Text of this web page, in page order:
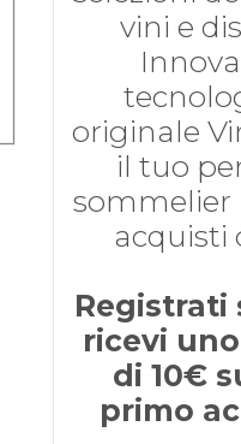
vini e
originale
il tuo
sommelier
acquisti
Registrati
ricevi
di 10€
primo